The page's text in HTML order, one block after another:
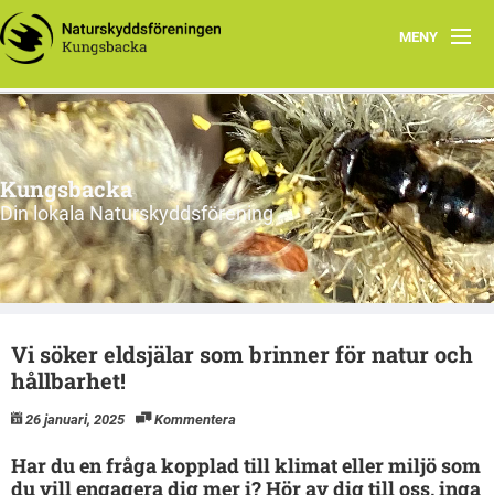
MENY
Hem
Om oss
Naturreservat i Kungsbacka
Hållbarhet
Skogen
Vanja Elsila
Kungsbacka
Din lokala Naturskyddsförening
Vi söker eldsjälar som brinner för natur och
hållbarhet!
26 januari, 2025 Kommentera
Har du en fråga kopplad till klimat eller miljö som
du vill engagera dig mer i? Hör av dig till oss, inga